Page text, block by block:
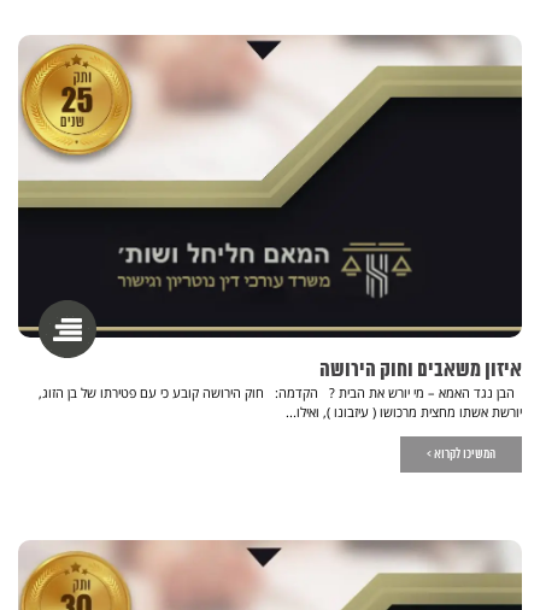
איזון משאבים וחוק הירושה
הבן נגד האמא – מי יורש את הבית ? הקדמה: חוק הירושה קובע כי עם פטירתו של בן הזוג,
יורשת אשתו מחצית מרכושו ( עיזבונו ), ואילו...
המשיכו לקרוא >